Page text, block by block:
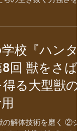
や行動を予測できる
たちの痕跡を求めて猟
積雪期は足跡などの
しだい行動を予測し
校『ハンタ
回 獣をさば
る大型獣の